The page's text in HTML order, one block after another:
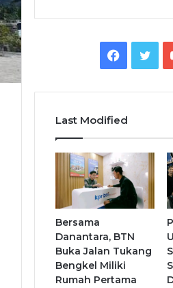
Last Modified
Bersama
Danantara, BTN
Buka Jalan Tukang
Bengkel Miliki
Rumah Pertama